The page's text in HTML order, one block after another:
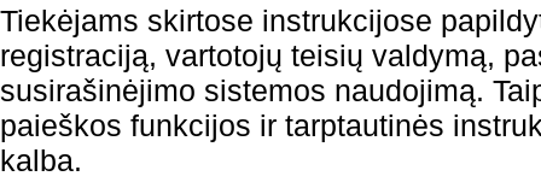
Tiekėjams skirtose instrukcijose
registraciją, vartotojų teisių valdymą,
susirašinėjimo sistemos naudojimą.
paieškos funkcijos ir tarptautinės
kalba.